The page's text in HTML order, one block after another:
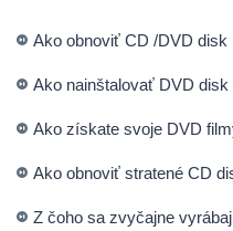
Ako obnoviť CD /DVD disk
Ako nainštalovať DVD
Ako získate svoje DVD
Ako obnoviť stratené CD
Z čoho sa zvyčajne